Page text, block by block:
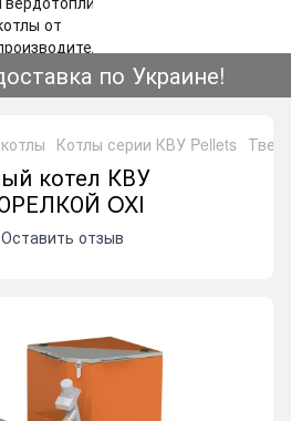
по Украине!
Котлы серии КВУ Pellets
котел КВУ
OXI
Оставить отзыв